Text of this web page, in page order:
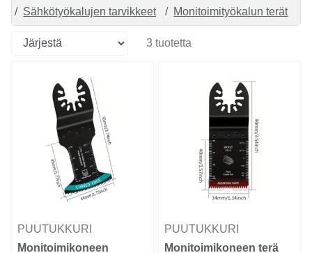
Sähkötyökalujen tarvikkeet Monitoimityökalun terät
3 tuotetta
PUUTUKKURI
Monitoimikoneen
PUUTUKKURI
Monitoimikoneen terä